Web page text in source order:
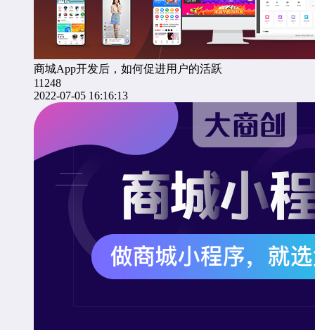
商城App开发后，如何促进用户的活跃
11248
2022-07-05 16:16:13